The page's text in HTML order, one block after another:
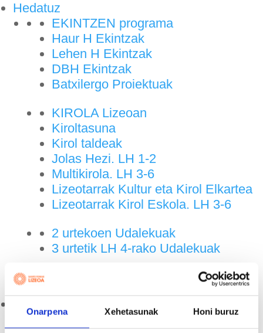
Onarpena Xehetasunak Honi buruz
Hedatuz
EKINTZEN programa
Haur H Ekintzak
Lehen H Ekintzak
DBH Ekintzak
Batxilergo Proiektuak
KIROLA Lizeoan
Kiroltasuna
Kirol taldeak
Jolas Hezi. LH 1-2
Multikirola. LH 3-6
Lizeotarrak Kultur eta Kirol Elkartea
Lizeotarrak Kirol Eskola. LH 3-6
2 urtekoen Udalekuak
3 urtetik LH 4-rako Udalekuak
Zerbitzuak